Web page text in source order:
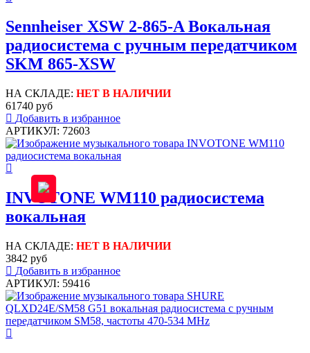
Sennheiser XSW 2-865-A Вокальная
радиосистема с ручным передатчиком
SKM 865-XSW
НА СКЛАДЕ: НЕТ В НАЛИЧИИ
61740 руб
Добавить в избранное
АРТИКУЛ: 72603
INVOTONE WM110 радиосистема
вокальная
НА СКЛАДЕ: НЕТ В НАЛИЧИИ
3842 руб
Добавить в избранное
АРТИКУЛ: 59416